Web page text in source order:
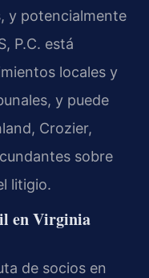
y potencialmente
P.C. está
locales y
y puede
Crozier,
sobre
litigio.
en Virginia
de socios en